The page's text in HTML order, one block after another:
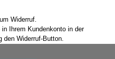
Widerruf.
Ihrem Kundenkonto in der
den Widerruf-Button.